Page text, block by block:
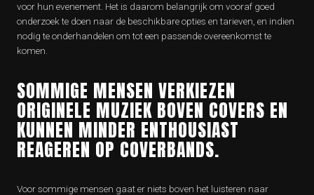
voor hun evenement. Het is daarom belangrijk om vooraf goed
onderzoek te doen naar de beschikbare opties en tarieven, en indien
nodig te onderhandelen om tot een passende overeenkomst te
komen.
SOMMIGE MENSEN VERKIEZEN
ORIGINELE MUZIEK BOVEN COVERS EN
KUNNEN MINDER ENTHOUSIAST
REAGEREN OP COVERBANDS.
Voor sommige mensen gaat er niets boven het luisteren naar